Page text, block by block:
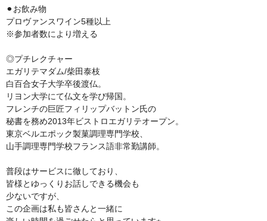
⚫︎お飲み物
プロヴァンスワイン5種以上
※参加者数により増える
◎プチレクチャー
エガリテマダム/柴田泰枝
白百合女子大学卒後渡仏。
リヨン大学にて仏文を学び帰国。
フレンチの巨匠フィリップバットン氏の
秘書を務め2013年ビストロエガリテオープン。
東京ベルエポック製菓調理専門学校、
山手調理専門学校フランス語非常勤講師。
普段はサービスに徹しており、
皆様とゆっくりお話しできる機会も
少ないですが、
この企画は私も皆さんと一緒に